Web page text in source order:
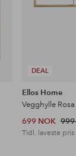
DEAL
Ellos Home
Vegghylle Rosa
699 NOK
Tidl. laveste pris